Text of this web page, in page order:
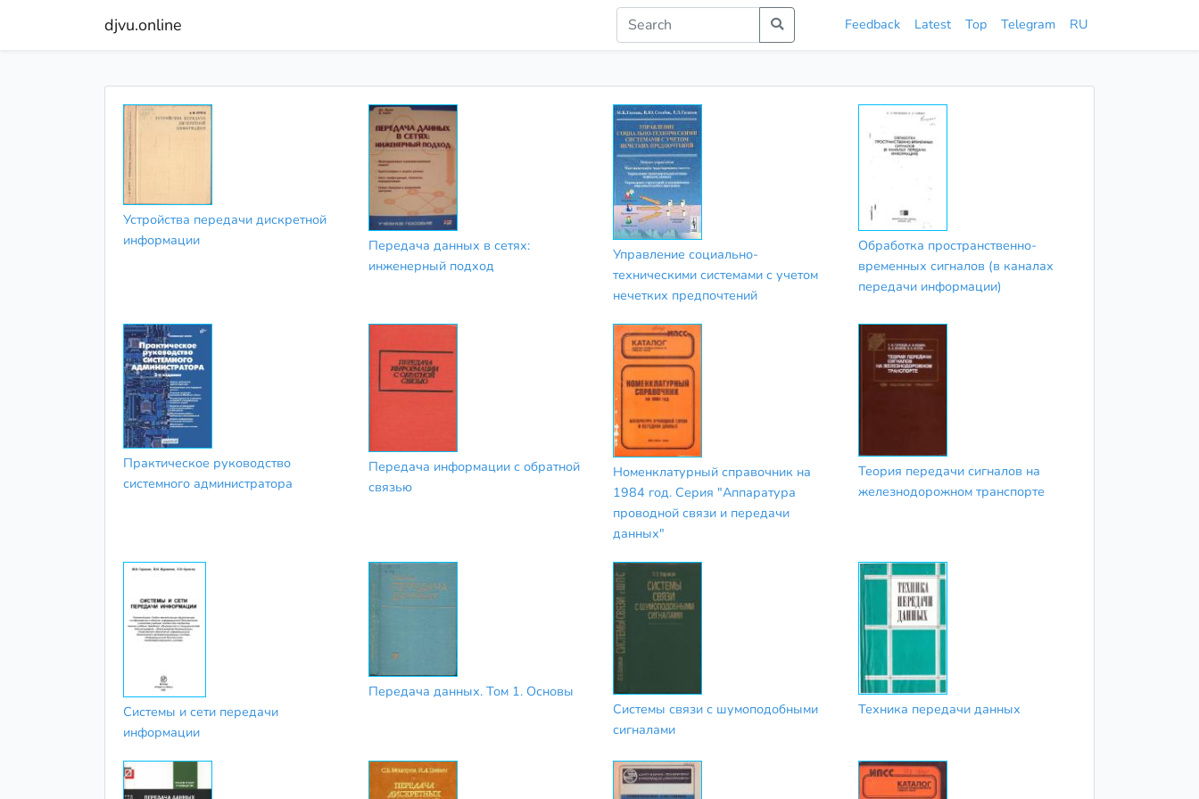
djvu.online Feedback Latest Top Telegram RU
Устройства передачи дискретной
информации
Передача данных в сетях:
инженерный подход
Управление социально-
техническими системами с учетом
нечетких предпочтений
Обработка пространственно-
временных сигналов (в каналах
передачи информации)
Практическое руководство
системного администратора
Передача информации с обратной
связью
Номенклатурный справочник на
1984 год. Серия "Аппаратура
проводной связи и передачи
данных"
Теория передачи сигналов на
железнодорожном транспорте
Системы и сети передачи
информации
Передача данных. Том 1. Основы
Системы связи с шумоподобными
сигналами
Техника передачи данных